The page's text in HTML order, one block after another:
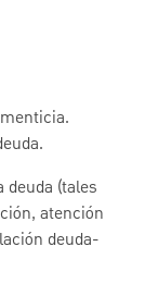
(tales
atención
deuda-